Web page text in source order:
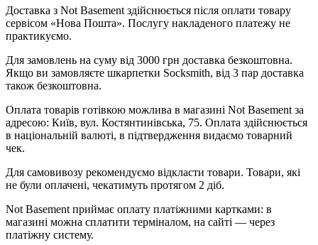
Доставка з Not Basement здійснюється після оплати товару
сервісом «Нова Пошта». Послугу накладеного платежу не
практикуємо.
Для замовлень на суму від 3000 грн доставка безкоштовна.
Якщо ви замовляєте шкарпетки Socksmith, від 3 пар доставка
також безкоштовна.
Оплата товарів готівкою можлива в магазині Not Basement за
адресою: Київ, вул. Костянтинівська, 75. Оплата здійснюється
в національній валюті, в підтвердження видаємо товарний
чек.
Для самовивозу рекомендуємо відкласти товари. Товари, які
не були оплачені, чекатимуть протягом 2 діб.
Not Basement приймає оплату платіжними картками: в
магазині можна сплатити терміналом, на сайті — через
платіжну систему.